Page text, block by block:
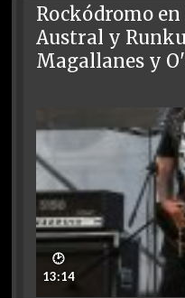
Rockódromo
Austral y
Magallanes y
🕑
13:14